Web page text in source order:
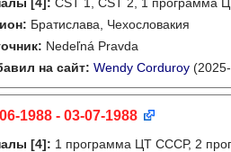
Братислава, Чехословакия
Nedeľná Pravda
на сайт: Wendy Corduroy
1988 - 03-07-1988
[4]: 1 программа ЦТ СССР, 2